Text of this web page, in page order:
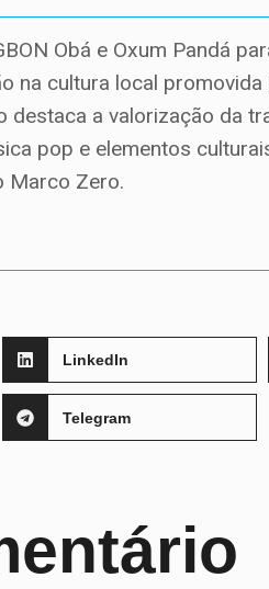
Obá e Oxum Pandá
na cultura local
destaca a valorização da
pop e elementos
Marco Zero.
LinkedIn
Telegram